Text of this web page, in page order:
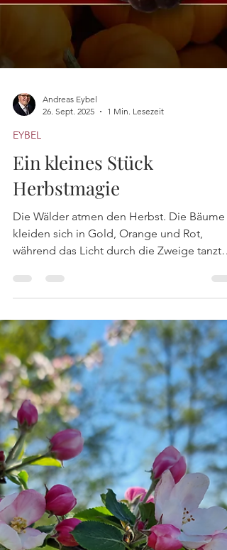
Andreas Eybel
26. Sept. 2025
1 Min. Lesezeit
Ein kleines Stück
Herbstmagie
Die Wälder atmen den Herbst. Die Bäume
kleiden sich in Gold, Orange und Rot,
während das Licht durch die Zweige tanzt
und das Rascheln...